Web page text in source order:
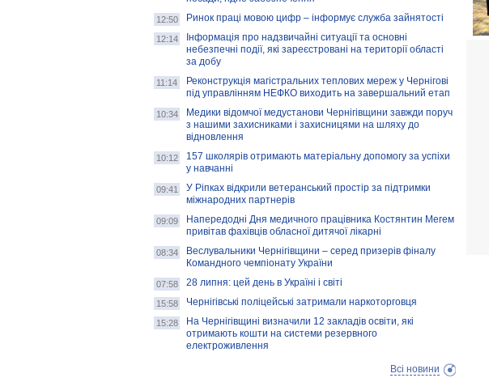
12:50 Ринок праці мовою цифр – інформує служба зайнятості
12:14
Інформація про надзвичайні ситуації та основні
небезпечні події, які зареєстровані на території області
за добу
11:14
Реконструкція магістральних теплових мереж у Чернігові
під управлінням НЕФКО виходить на завершальний етап
10:34
Медики відомчої медустанови Чернігівщини завжди поруч
з нашими захисниками і захисницями на шляху до
відновлення
10:12
157 школярів отримають матеріальну допомогу за успіхи
у навчанні
09:41
У Ріпках відкрили ветеранський простір за підтримки
міжнародних партнерів
09:09
Напередодні Дня медичного працівника Костянтин Мегем
привітав фахівців обласної дитячої лікарні
08:34
Веслувальники Чернігівщини – серед призерів фіналу
Командного чемпіонату України
07:58 28 липня: цей день в Україні і світі
15:58 Чернігівські поліцейські затримали наркоторговця
15:28
На Чернігівщині визначили 12 закладів освіти, які
отримають кошти на системи резервного
електроживлення
Всі новини